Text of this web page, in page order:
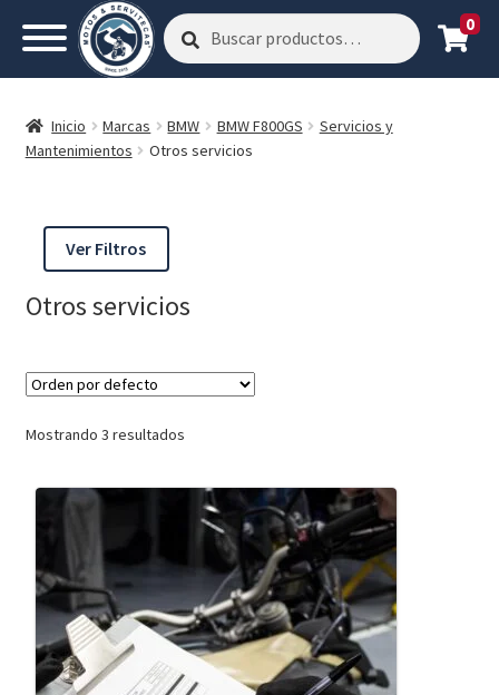
Buscar
por:
Buscar 0
Inicio Marcas BMW BMW F800GS
Servicios y
Mantenimientos
Otros servicios
Ver Filtros
Otros servicios
Mostrando 3 resultados